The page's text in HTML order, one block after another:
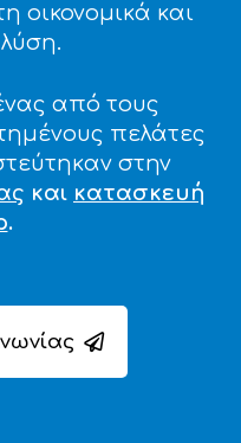
οικονομικά και
από τους
πελάτες
στην
και κατασκευή
.